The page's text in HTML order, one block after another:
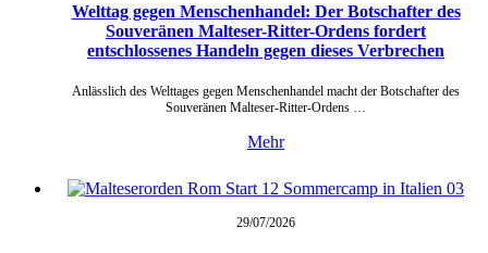
Welttag gegen Menschenhandel: Der Botschafter des
Souveränen Malteser-Ritter-Ordens fordert
entschlossenes Handeln gegen dieses Verbrechen
Anlässlich des Welttages gegen Menschenhandel macht der Botschafter des
Souveränen Malteser-Ritter-Ordens …
Mehr
29/07/2026